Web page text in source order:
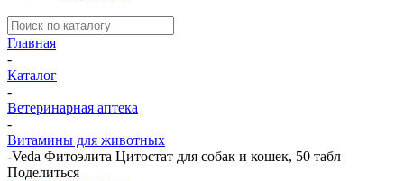
Главная
-
Каталог
-
Ветеринарная аптека
-
Витамины для животных
-Veda Фитоэлита Цитостат для собак и кошек, 50 табл
Поделиться